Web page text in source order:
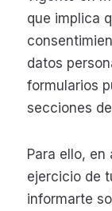
que implica
datos
formularios
secciones
Para ello, en
ejercicio de
informarte